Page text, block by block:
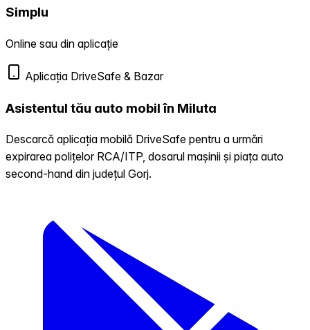
Simplu
Online sau din aplicație
Aplicația DriveSafe & Bazar
Asistentul tău auto mobil în Miluta
Descarcă aplicația mobilă DriveSafe pentru a urmări
expirarea polițelor RCA/ITP, dosarul mașinii și piața auto
second-hand din județul Gorj.